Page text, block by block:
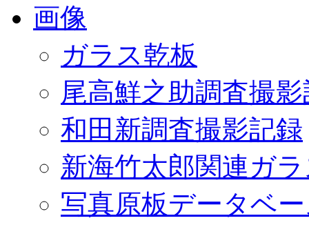
画像
ガラス乾板
尾高鮮之助調査撮
和田新調査撮影記録
新海竹太郎関連ガ
写真原板データベ